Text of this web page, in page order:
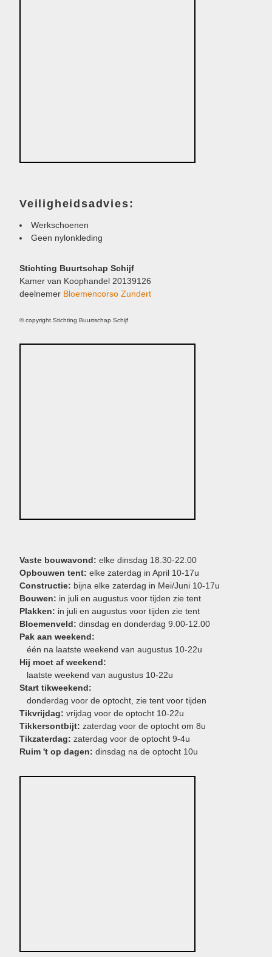
Veiligheidsadvies:
Werkschoenen
Geen nylonkleding
Stichting Buurtschap Schijf
Kamer van Koophandel 20139126
deelnemer Bloemencorso Zundert
© copyright Stichting Buurtschap Schijf
Vaste bouwavond: elke dinsdag 18.30-22.00
Opbouwen tent: elke zaterdag in April 10-17u
Constructie: bijna elke zaterdag in Mei/Juni 10-17u
Bouwen: in juli en augustus voor tijden zie tent
Plakken: in juli en augustus voor tijden zie tent
Bloemenveld: dinsdag en donderdag 9.00-12.00
Pak aan weekend:
één na laatste weekend van augustus 10-22u
Hij moet af weekend:
laatste weekend van augustus 10-22u
Start tikweekend:
donderdag voor de optocht, zie tent voor tijden
Tikvrijdag: vrijdag voor de optocht 10-22u
Tikkersontbijt: zaterdag voor de optocht om 8u
Tikzaterdag: zaterdag voor de optocht 9-4u
Ruim 't op dagen: dinsdag na de optocht 10u